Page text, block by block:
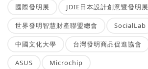
國際發明展 JDIE日本設計創意暨發明展
世界發明智慧財產聯盟總會 SocialLab
中國文化大學 台灣發明商品促進協會
ASUS Microchip